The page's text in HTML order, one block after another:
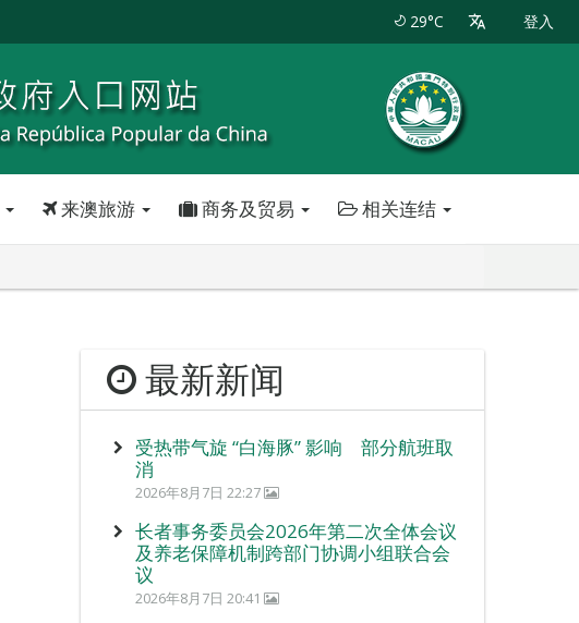
29°C 登入
来澳旅游 商务及贸易 相关连结
最新新闻
受热带气旋 “白海豚” 影响 部分航班取
消
2026年8月7日 22:27
长者事务委员会2026年第二次全体会议
及养老保障机制跨部门协调小组联合会
议
2026年8月7日 20:41